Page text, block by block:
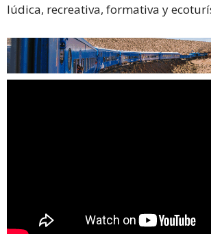
lúdica, recreativa, formativa y